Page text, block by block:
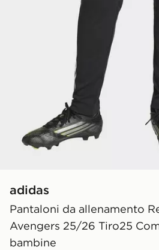
adidas
Pantaloni da allenamento
Avengers 25/26 Tiro25
bambine